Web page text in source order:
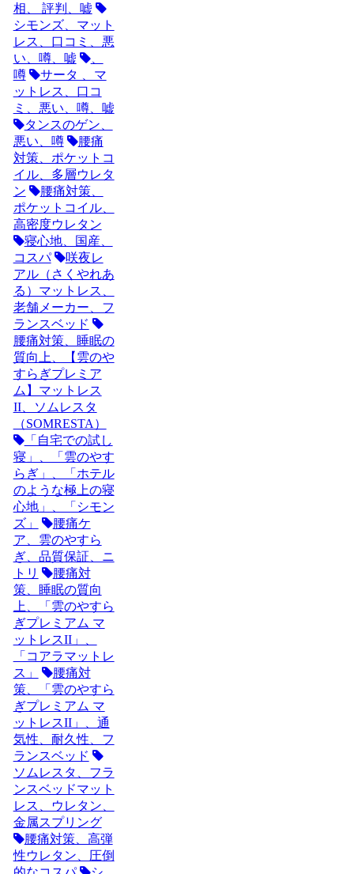
相、 評判、嘘
シモンズ、マット
レス、口コミ、悪
い、噂、嘘
、
噂
サータ 、マ
ットレス、口コ
ミ、悪い、噂、嘘
タンスのゲン、
悪い、噂
腰痛
対策、ポケットコ
イル、多層ウレタ
ン
腰痛対策、
ポケットコイル、
高密度ウレタン
寝心地、国産、
コスパ
咲夜レ
アル（さくやれあ
る）マットレス、
老舗メーカー、フ
ランスベッド
腰痛対策、睡眠の
質向上、【雲のや
すらぎプレミア
ム】マットレス
II、ソムレスタ
（SOMRESTA）
「自宅での試し
寝」、「雲のやす
らぎ」、「ホテル
のような極上の寝
心地」、「シモン
ズ」
腰痛ケ
ア、雲のやすら
ぎ、品質保証、ニ
トリ
腰痛対
策、睡眠の質向
上、「雲のやすら
ぎプレミアム マ
ットレスII」、
「コアラマットレ
ス」
腰痛対
策、「雲のやすら
ぎプレミアム マ
ットレスII」、通
気性、耐久性、フ
ランスベッド
ソムレスタ、フラ
ンスベッドマット
レス、ウレタン、
金属スプリング
腰痛対策、高弾
性ウレタン、圧倒